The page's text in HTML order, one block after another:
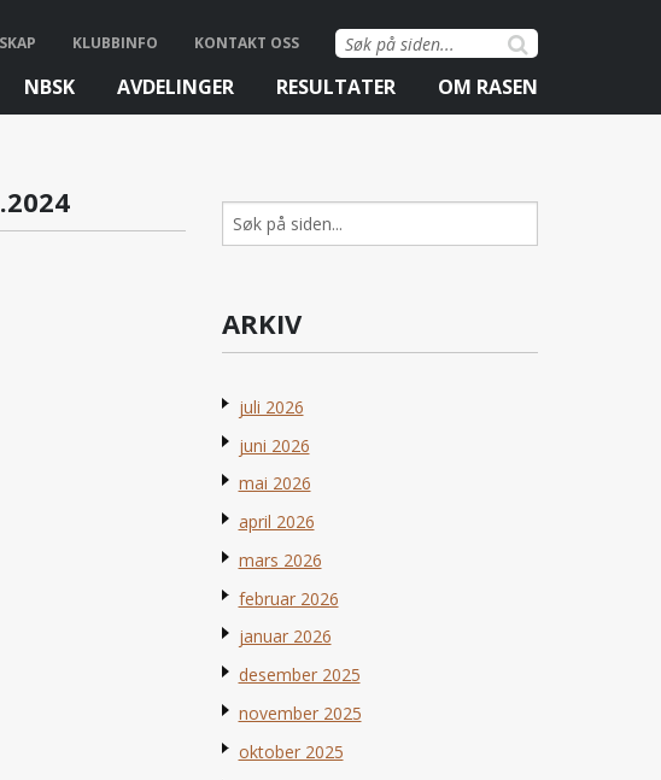
Søk
etter:
KLUBBINFO KONTAKT OSS
NBSK AVDELINGER RESULTATER OM RASEN
Søk
etter:
ARKIV
juli 2026
juni 2026
mai 2026
april 2026
mars 2026
februar 2026
januar 2026
desember 2025
november 2025
oktober 2025